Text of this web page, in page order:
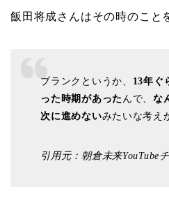
飯田将成さんはその時のこと
ブランクというか、 13年ぐ
った時期があった んで、な
次に進めないみたいな考え
引用元：朝倉未来YouTube